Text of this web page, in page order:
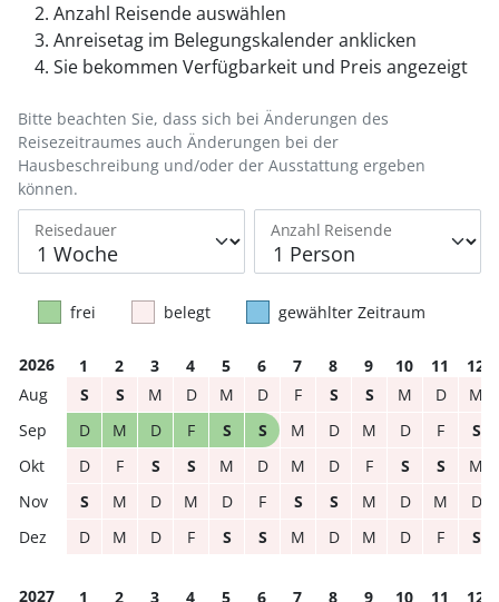
Anzahl Reisende auswählen
Anreisetag im Belegungskalender anklicken
Sie bekommen Verfügbarkeit und Preis angezeigt
Reisedauer Anzahl Reisende
Bitte beachten Sie, dass sich bei Änderungen des
Reisezeitraumes auch Änderungen bei der
Hausbeschreibung und/oder der Ausstattung ergeben
können.
frei belegt gewählter Zeitraum
2026 1 2 3 4 5 6 7 8 9 10 11
12
S
S M D M D F S S M D
M
D
M D F S S M D M D F
S
D
F S S M D M D F S S
M
S
M D M D F S S M D M
D
D
M D F S S M D M D F S
2027 1 2 3 4 5 6 7 8 9 10 11 12